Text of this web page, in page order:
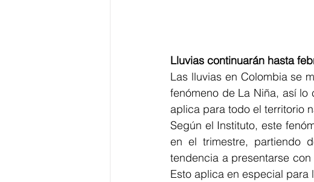
Lluvias continuarán hasta
Las lluvias en Colombia se
fenómeno de La Niña, así lo
aplica para todo el territorio
Según el Instituto, este
en el trimestre, partiendo
tendencia a presentarse
Esto aplica en especial para